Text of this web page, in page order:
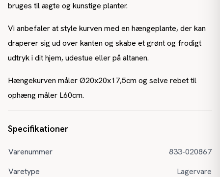
bruges til ægte og kunstige planter.
Vi anbefaler at style kurven med en hængeplante, der kan
draperer sig ud over kanten og skabe et grønt og frodigt
udtryk i dit hjem, udestue eller på altanen.
Hængekurven måler Ø20x20x17,5cm og selve rebet til
ophæng måler L60cm.
Specifikationer
Varenummer
833-020867
Varetype
Lagervare